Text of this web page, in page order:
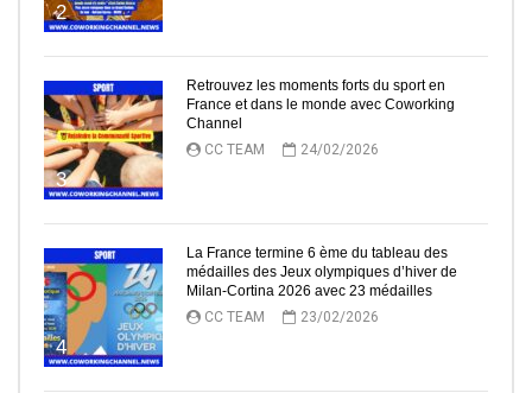
2
3
Retrouvez les moments forts du sport en
France et dans le monde avec Coworking
Channel
CC TEAM
24/02/2026
4
La France termine 6 ème du tableau des
médailles des Jeux olympiques d’hiver de
Milan-Cortina 2026 avec 23 médailles
CC TEAM
23/02/2026